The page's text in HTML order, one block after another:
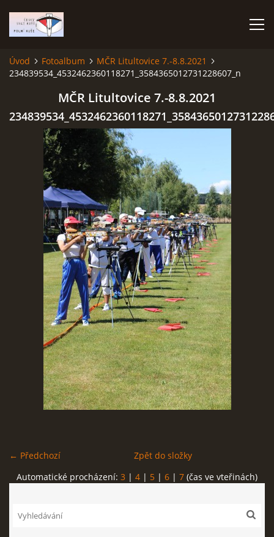
ÚVOD
TERMÍNOVÝ KALENDÁŘ
PROPOZICE
VÝSLEDKY ZÁVODŮ
ČESKÝ POHÁR A ČESKÁ LIGA
REPREZENTACE
REKORDY
ČLENSKÁ SCHŮZE ČSK
VÝKONNÝ VÝBOR, SPORTOVNĚ TECHNICKÁ KOMISE
OSTATNÍ
VIDEO
Úvod Fotoalbum
MČR Litultovice 7.-8.8.2021
234839534_4532462360118271_3584365012731228607_n
MČR Litultovice 7.-8.8.2021
← Předchozí
Zpět do složky
Automatické procházení: 3 | 4 | 5 | 6 | 7 (čas ve vteřinách)